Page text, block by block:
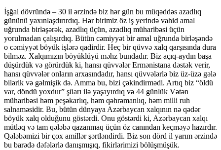
İşğal dövründə – 30 il ərzində biz hər gün bu müqəddəs azadlıq
gününü yaxınlaşdırırdıq. Hər birimiz öz iş yerində vahid amal
uğrunda birləşərək, azadlıq üçün, azadlıq müharibəsi üçün
yorulmadan çalışırdıq. Bütün cəmiyyət bir amal uğrunda birləşəndə
o cəmiyyət böyük işlərə qadirdir. Heç bir qüvvə xalq qarşısında dura
bilməz. Xalqımızın böyüklüyü məhz bundadır. Biz açıq-aydın başa
düşürdük və görürdük ki, hansı qüvvələr Ermənistana dəstək verir,
hansı qüvvələr onların arxasındadır, hansı qüvvələrlə biz üz-üzə gələ
bilərik və gəlmişik də. Amma bu, bizi çəkindirmədi. Artıq biz “öldü
var, döndü yoxdur” şüarı ilə yaşayırdıq və 44 günlük Vətən
müharibəsi həm peşəkarlıq, həm qəhrəmanlıq, həm milli ruh
salnaməsidir. Bu, bütün dünyaya Azərbaycan xalqının nə qədər
böyük xalq olduğunu göstərdi. Onu göstərdi ki, Azərbaycan xalqı
mütləq və tam qələbə qazanmaq üçün öz canından keçməyə hazırdır.
Qələbəmizi bir çox amillər şərtləndirdi. Biz son dörd il yarım ərzində
bu barədə dəfələrlə danışmışıq, fikirlərimizi bölüşmüşük.